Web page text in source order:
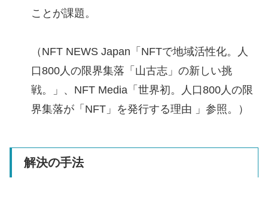
ことが課題。
（NFT NEWS Japan「NFTで地域活性化。人
口800人の限界集落「山古志」の新しい挑
戦。」、NFT Media「世界初。人口800人の限
界集落が「NFT」を発行する理由 」参照。）
解決の手法